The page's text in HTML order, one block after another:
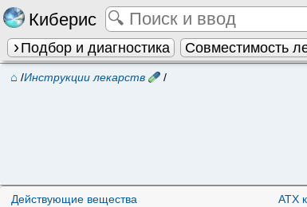
Киберис
Подбор и диагностика Совместимость
⌂ /Инструкции лекарств /
Действующие вещества
ATX